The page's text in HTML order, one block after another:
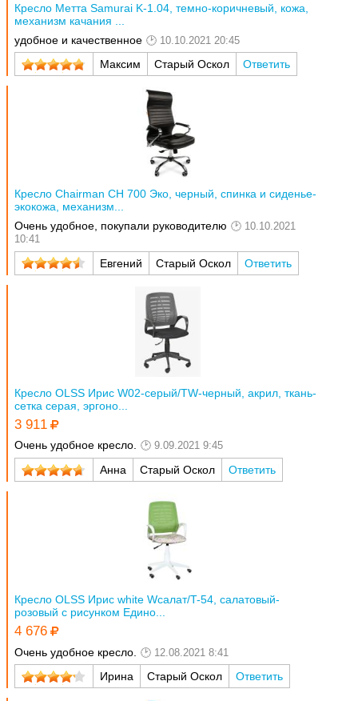
Кресло Метта Samurai K-1.04, темно-коричневый, кожа,
механизм качания ...
удобное и качественное
10.10.2021 20:45
Максим Старый Оскол Ответить
Кресло Chairman CH 700 Эко, черный, спинка и сиденье-
экокожа, механизм...
Очень удобное, покупали руководителю
10.10.2021
10:41
Евгений Старый Оскол Ответить
Кресло OLSS Ирис W02-серый/TW-черный, акрил, ткань-
сетка серая, эргоно...
3 911
Очень удобное кресло. 9.09.2021 9:45
Анна Старый Оскол Ответить
Кресло OLSS Ирис white Wсалат/T-54, салатовый-
розовый с рисунком Едино...
4 676
Очень удобное кресло. 12.08.2021 8:41
Ирина Старый Оскол Ответить